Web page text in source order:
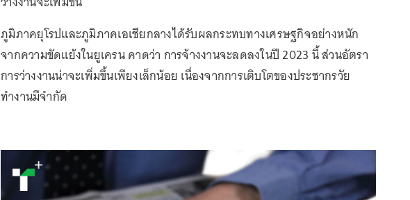
ภูมิภาคยุโรปและภูมิภาคเอเชียกลางได้รับผลกระทบทางเศรษฐกิจอย่างหนัก
จากความขัดแย้งในยูเครน คาดว่า การจ้างงานจะลดลงในปี 2023 นี้ ส่วนอัตรา
การว่างงานน่าจะเพิ่มขึ้นเพียงเล็กน้อย เนื่องจากการเติบโตของประชากรวัย
ทำงานมีจำกัด